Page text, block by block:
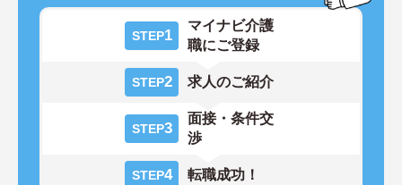
STEP1
マイナビ介護
職にご登録
STEP2 求人のご紹介
STEP3
面接・条件交
渉
STEP4 転職成功！